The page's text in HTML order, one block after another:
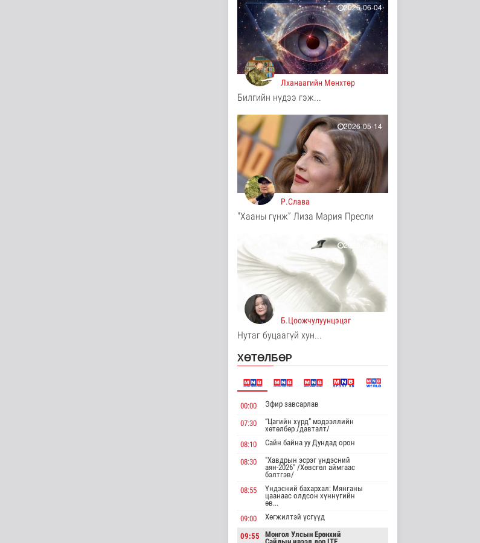
Цөмийн эрчим хүчний
хөрөнгө оруулалтыг
2050 он х..
Дэлхийд
3 цаг 44 минутын өмнө
НТТТ: 11:00-16:00
цагийн хооронд
шаардлагагүй бо..
3 цаг 2 минутын өмнө
Д.Нацагдоржийн
мэндэлсний 120
жилийн ойд зориулс..
Танин мэдэхүй
3 цаг 8 минутын өмнө
оршуулгын дурсгалт
Танин мэдэхүй
3 цаг 12 минутын өмнө
Манай улс Польш
улстай хөдөө аж ахуйн
салбарт өр..
3 цаг 17 минутын өмнө
Одон орны судлаачид
Дэлхийд
3 цаг 20 минутын өмнө
Л.Энх-Амгалан
"Pearson" компани..
Улс төр
3 цаг 24 минутын өмнө
Б.Сэмжидмаа:
Зөвшөөрлийн шинжтэй
Нийгэм
мэргэжлийн өдөрт
2026-06-04
Лханаагийн Мөнхтөр
Билгийн нүдээ гэж...
2026-05-14
Р.Слава
"Хааны гүнж” Лиза Мария Пресли
2026-05-14
Б.Цоожчулуунцэцэг
Нутаг буцаагүй хун...
ХӨТӨЛБӨР
00:00 Эфир завсарлав
07:30
“Цагийн хүрд” мэдээллийн
хөтөлбөр /давталт/
08:10
Сайн байна уу Дундад орон
08:30
"Хавдрын эсрэг үндэсний
аян-2026" /Хөвсгөл аймгаас
бэлтгэв/
08:55
Үндэсний бахархал: Мянганы
цаанаас олдсон хүннүгийн
өв...
09:00
Хөгжилтэй үсгүүд
09:55
Монгол Улсын Ерөнхий